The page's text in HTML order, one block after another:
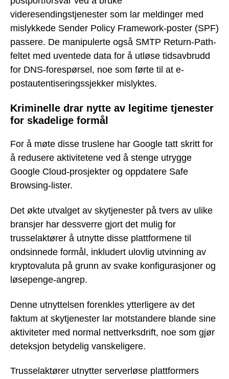
videresendingstjenester som lar meldinger med
mislykkede Sender Policy Framework-poster (SPF)
passere. De manipulerte også SMTP Return-Path-
feltet med uventede data for å utløse tidsavbrudd
for DNS-forespørsel, noe som førte til at e-
postautentiseringssjekker mislyktes.
Kriminelle drar nytte av legitime tjenester
for skadelige formål
For å møte disse truslene har Google tatt skritt for
å redusere aktivitetene ved å stenge utrygge
Google Cloud-prosjekter og oppdatere Safe
Browsing-lister.
Det økte utvalget av skytjenester på tvers av ulike
bransjer har dessverre gjort det mulig for
trusselaktører å utnytte disse plattformene til
ondsinnede formål, inkludert ulovlig utvinning av
kryptovaluta på grunn av svake konfigurasjoner og
løsepenge-angrep.
Denne utnyttelsen forenkles ytterligere av det
faktum at skytjenester lar motstandere blande sine
aktiviteter med normal nettverksdrift, noe som gjør
deteksjon betydelig vanskeligere.
Trusselaktører utnytter serverløse plattformers